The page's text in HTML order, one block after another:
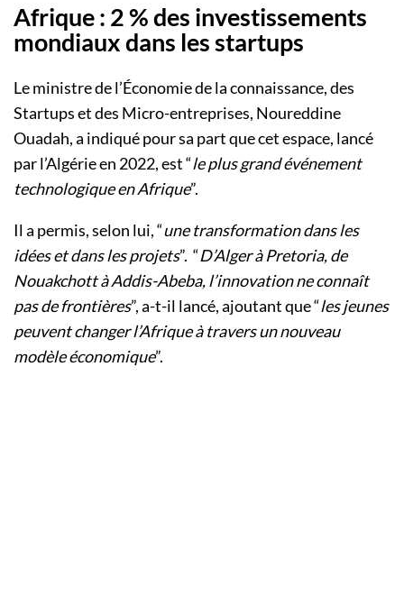
Afrique : 2 % des investissements
mondiaux dans les startups
Le ministre de l’Économie de la connaissance, des
Startups et des Micro-entreprises, Noureddine
Ouadah, a indiqué pour sa part que cet espace, lancé
par l’Algérie en 2022, est “le plus grand événement
technologique en Afrique”.
Il a permis, selon lui, “une transformation dans les
idées et dans les projets”. “D’Alger à Pretoria, de
Nouakchott à Addis-Abeba, l’innovation ne connaît
pas de frontières”, a-t-il lancé, ajoutant que “les jeunes
peuvent changer l’Afrique à travers un nouveau
modèle économique”.